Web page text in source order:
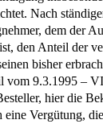
Nach
dem der
den Anteil der
bisher
vom 9.3.1995 –
hier die
eine Vergütung,